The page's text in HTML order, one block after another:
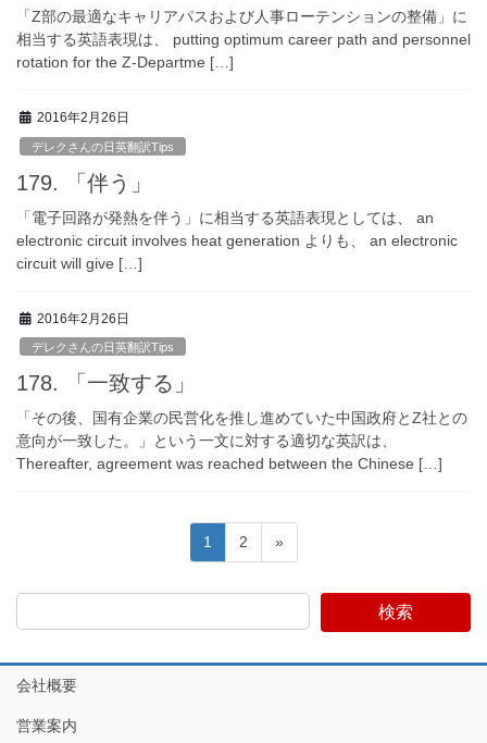
「Z部の最適なキャリアパスおよび人事ローテンションの整備」に
相当する英語表現は、 putting optimum career path and personnel
rotation for the Z-Departme […]
2016年2月26日
デレクさんの日英翻訳Tips
179. 「伴う」
「電子回路が発熱を伴う」に相当する英語表現としては、 an
electronic circuit involves heat generation よりも、 an electronic
circuit will give […]
2016年2月26日
デレクさんの日英翻訳Tips
178. 「一致する」
「その後、国有企業の民営化を推し進めていた中国政府とZ社との
意向が一致した。」という一文に対する適切な英訳は、
Thereafter, agreement was reached between the Chinese […]
ナ
ビ
ゲ
ー
シ
固
定
ペ
1
固
定
ペ
2 »
検索
会社概要
営業案内